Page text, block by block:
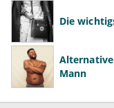
Die
Mann